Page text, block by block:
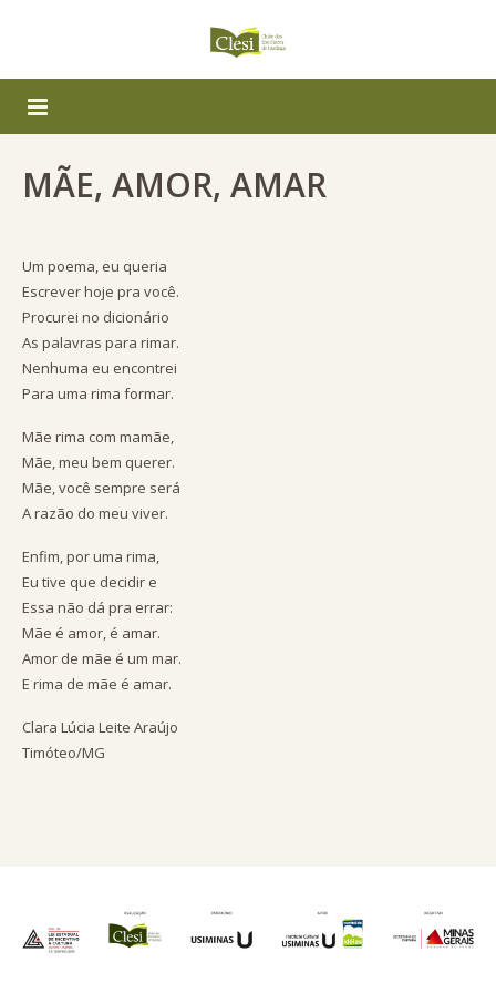
Início
Rota Literária
Premiados em 2012/2013
26º Festival Estadual de Poesia
9º Prêmio Nacional de Poesia – Cidade Ipatinga
Notícias
MÃE, AMOR, AMAR
Um poema, eu queria
Escrever hoje pra você.
Procurei no dicionário
As palavras para rimar.
Nenhuma eu encontrei
Para uma rima formar.
Mãe rima com mamãe,
Mãe, meu bem querer.
Mãe, você sempre será
A razão do meu viver.
Enfim, por uma rima,
Eu tive que decidir e
Essa não dá pra errar:
Mãe é amor, é amar.
Amor de mãe é um mar.
E rima de mãe é amar.
Clara Lúcia Leite Araújo
Timóteo/MG